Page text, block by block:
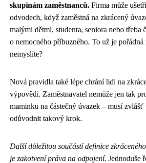
skupinám zaměstnanců. Firma může
odvodech, když zaměstná na zkrácený
malými dětmi, studenta, seniora nebo třeba
o nemocného příbuzného. To už je pořádná
nemyslíte?
Nová pravidla také lépe chrání lidi na
výpovědí. Zaměstnavatel nemůže jen tak
maminku na částečný úvazek – musí zvlášť
odůvodnit takový krok.
Další důležitou součástí definice
je zakotvení práva na odpojení. Jednoduše